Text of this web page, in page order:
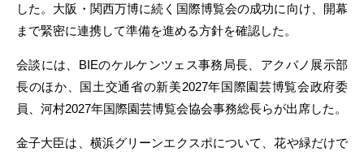
した。大阪・関西万博に続く国際博覧会の成功に向け、開幕
まで緊密に連携して準備を進める方針を確認した。
会談には、BIEのケルケンツェス事務局長、アクバノ展示部
長のほか、国土交通省の新美2027年国際園芸博覧会政府委
員、河村2027年国際園芸博覧会協会事務総長らが出席した。
金子大臣は、横浜グリーンエクスポについて、花や緑だけで